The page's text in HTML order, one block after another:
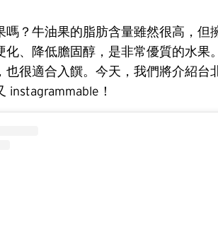
嗎？牛油果的脂肪含量雖然很高，但
化、降低膽固醇，是非常優質的水果
也很適合入饌。今天，我們將介紹台
instagrammable！